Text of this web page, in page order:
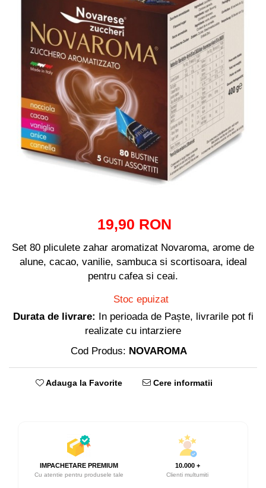
Capsule compatibile Uno System
Capsule compatibile Caffitaly
PADURI CAFEA & MONODOZE
Paduri cafea ESE44
CAFEA BOABE
CAFEA MACINATA
19,90 RON
Set 80 pliculete zahar aromatizat Novaroma, arome de
alune, cacao, vanilie, sambuca si scortisoara, ideal
pentru cafea si ceai.
Stoc epuizat
Durata de livrare: In perioada de Paște, livrarile pot fi
realizate cu intarziere
Cod Produs: NOVAROMA
Adauga la Favorite Cere informatii
IMPACHETARE PREMIUM
Cu atentie pentru produsele tale
10.000 +
Clienti multumiti